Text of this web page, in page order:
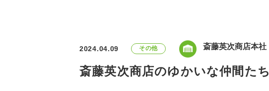
2024.04.09 その他 斎藤英次商店本社
斎藤英次商店のゆかいな仲間たち